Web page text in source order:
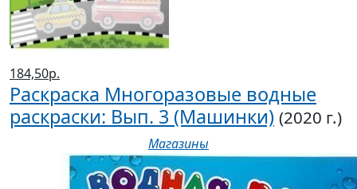
184,50р.
Раскраска Многоразовые водные
раскраски: Вып. 3 (Машинки) (2020 г.)
Магазины